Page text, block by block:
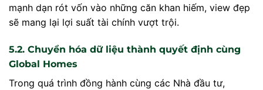
mạnh dạn rót vốn vào những căn khan hiếm, view đẹp
sẽ mang lại lợi suất tài chính vượt trội.
5.2. Chuyển hóa dữ liệu thành quyết định cùng
Global Homes
Trong quá trình đồng hành cùng các Nhà đầu tư,